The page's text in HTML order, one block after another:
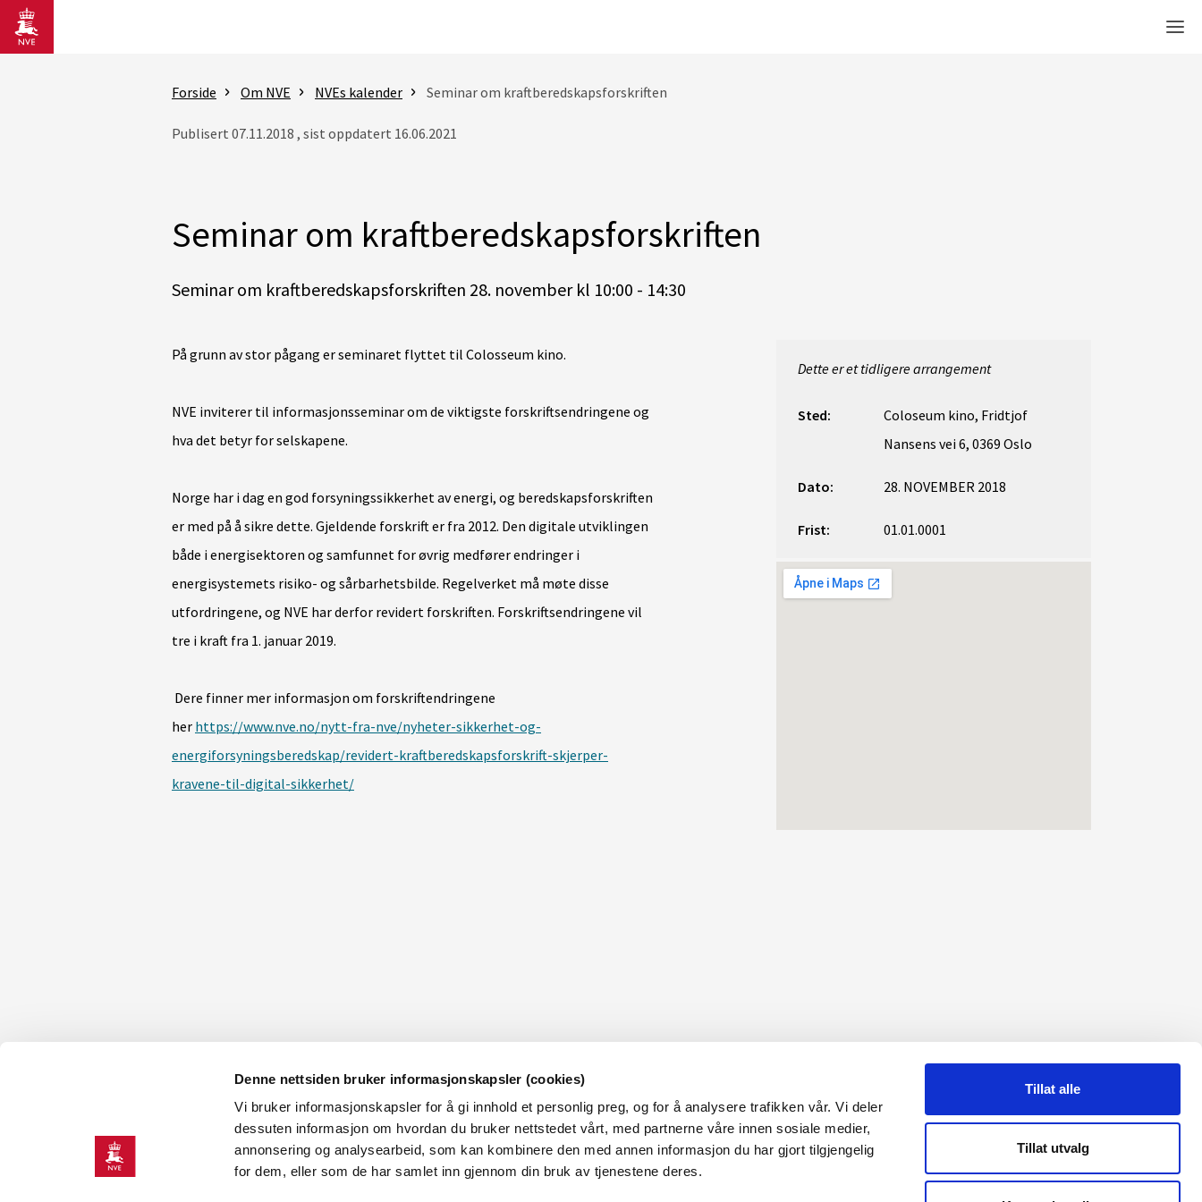
Denne nettsiden bruker informasjonskapsler (cookies)
Vi bruker informasjonskapsler for å gi innhold et personlig preg, og for å analysere trafikken vår. Vi deler
dessuten informasjon om hvordan du bruker nettstedet vårt, med partnerne våre innen sosiale medier,
annonsering og analysearbeid, som kan kombinere den med annen informasjon du har gjort tilgjengelig
for dem, eller som de har samlet inn gjennom din bruk av tjenestene deres.
Tillat alle
Tillat utvalg
Gå til hovedinnhold
Forside Om NVE NVEs kalender Seminar om kraftberedskapsforskriften
Publisert 07.11.2018 , sist oppdatert 16.06.2021
Seminar om kraftberedskapsforskriften
Seminar om kraftberedskapsforskriften 28. november kl 10:00 - 14:30
På grunn av stor pågang er seminaret flyttet til Colosseum kino.
NVE inviterer til informasjonsseminar om de viktigste forskriftsendringene og
hva det betyr for selskapene.
Norge har i dag en god forsyningssikkerhet av energi, og beredskapsforskriften
er med på å sikre dette. Gjeldende forskrift er fra 2012. Den digitale utviklingen
både i energisektoren og samfunnet for øvrig medfører endringer i
energisystemets risiko- og sårbarhetsbilde. Regelverket må møte disse
utfordringene, og NVE har derfor revidert forskriften. Forskriftsendringene vil
tre i kraft fra 1. januar 2019.
Dere finner mer informasjon om forskriftendringene
her https://www.nve.no/nytt-fra-nve/nyheter-sikkerhet-og-
energiforsyningsberedskap/revidert-kraftberedskapsforskrift-skjerper-
kravene-til-digital-sikkerhet/
Dette er et tidligere arrangement
Sted:
Coloseum kino, Fridtjof
Nansens vei 6, 0369 Oslo
Dato: 28. NOVEMBER 2018
Frist: 01.01.0001
KONTAKT OSS OM NVE
Om NVE
OM NETTSTEDET
Personvern og cookies
RME
Reguleringsmyndigheten